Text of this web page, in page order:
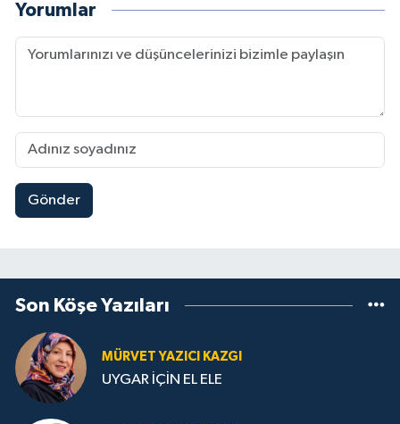
Yorumlar
Gönder
Son Köşe Yazıları
MÜRVET YAZICI KAZGI
UYGAR İÇİN EL ELE